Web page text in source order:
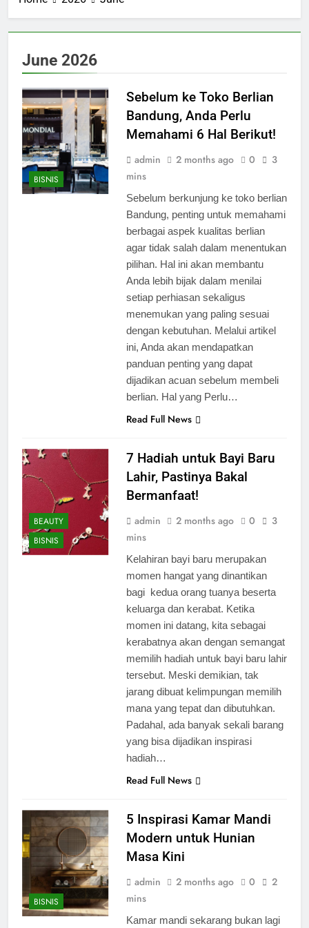
June 2026
BISNIS
Sebelum ke Toko Berlian
Bandung, Anda Perlu
Memahami 6 Hal Berikut!
admin 2 months ago 0
3
mins
Sebelum berkunjung ke toko berlian
Bandung, penting untuk memahami
berbagai aspek kualitas berlian
agar tidak salah dalam menentukan
pilihan. Hal ini akan membantu
Anda lebih bijak dalam menilai
setiap perhiasan sekaligus
menemukan yang paling sesuai
dengan kebutuhan. Melalui artikel
ini, Anda akan mendapatkan
panduan penting yang dapat
dijadikan acuan sebelum membeli
berlian. Hal yang Perlu…
Read Full News
BEAUTY
BISNIS
7 Hadiah untuk Bayi Baru
Lahir, Pastinya Bakal
Bermanfaat!
admin 2 months ago 0
3
mins
Kelahiran bayi baru merupakan
momen hangat yang dinantikan
bagi kedua orang tuanya beserta
keluarga dan kerabat. Ketika
momen ini datang, kita sebagai
kerabatnya akan dengan semangat
memilih hadiah untuk bayi baru lahir
tersebut. Meski demikian, tak
jarang dibuat kelimpungan memilih
mana yang tepat dan dibutuhkan.
Padahal, ada banyak sekali barang
yang bisa dijadikan inspirasi
hadiah…
Read Full News
BISNIS
5 Inspirasi Kamar Mandi
Modern untuk Hunian
Masa Kini
admin 2 months ago 0
2
mins
Kamar mandi sekarang bukan lagi